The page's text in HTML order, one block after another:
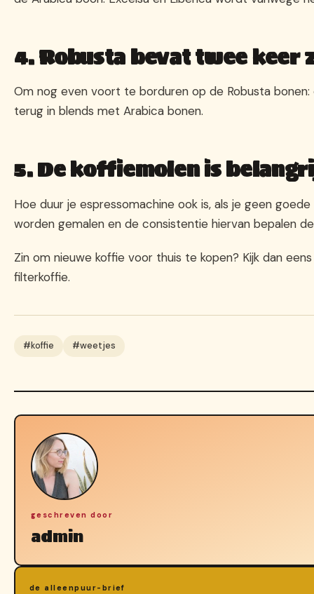
4. Robusta bevat twee keer
Om nog even voort te borduren op de Robusta
terug in blends met Arabica bonen.
5. De koffiemolen is
Hoe duur je espressomachine ook is, als je geen
worden gemalen en de consistentie hiervan bepalen
Zin om nieuwe koffie voor thuis te kopen? Kijk dan
filterkoffie.
#koffie #weetjes
geschreven door
admin
de alleenpuur-brief